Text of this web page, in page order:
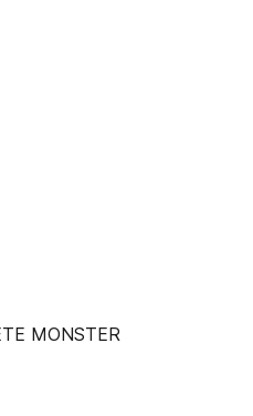
MONSTER